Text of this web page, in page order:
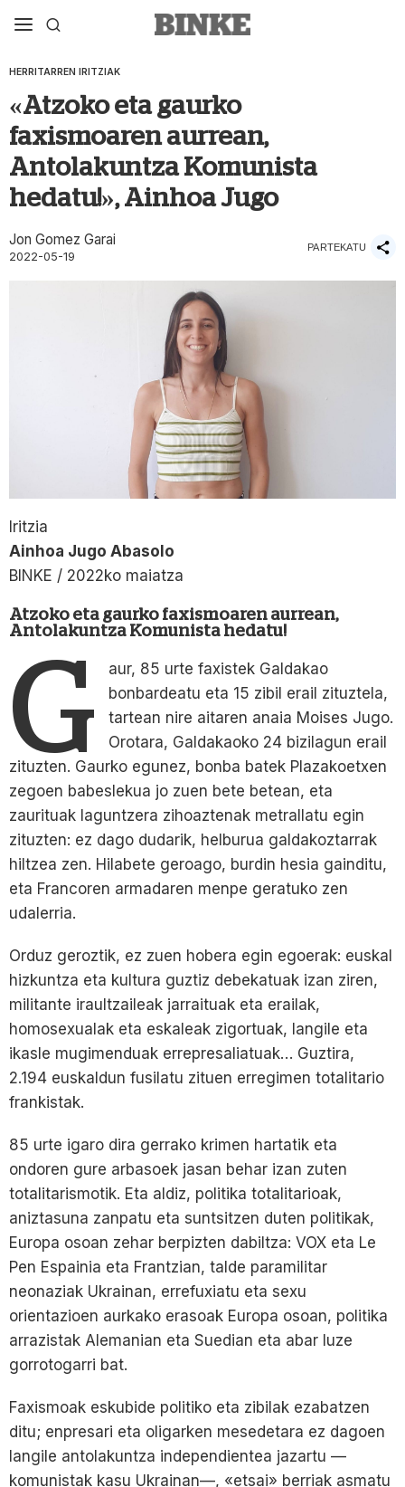
HERRITARREN IRITZIAK
«Atzoko eta gaurko
faxismoaren aurrean,
Antolakuntza Komunista
hedatu!», Ainhoa Jugo
Jon Gomez Garai
2022-05-19
PARTEKATU
Iritzia
Ainhoa Jugo Abasolo
BINKE / 2022ko maiatza
Atzoko eta gaurko faxismoaren aurrean,
Antolakuntza Komunista hedatu!
G
aur, 85 urte faxistek Galdakao
bonbardeatu eta 15 zibil erail zituztela,
tartean nire aitaren anaia Moises Jugo.
Orotara, Galdakaoko 24 bizilagun erail
zituzten. Gaurko egunez, bonba batek Plazakoetxen
zegoen babeslekua jo zuen bete betean, eta
zaurituak laguntzera zihoaztenak metrallatu egin
zituzten: ez dago dudarik, helburua galdakoztarrak
hiltzea zen. Hilabete geroago, burdin hesia gainditu,
eta Francoren armadaren menpe geratuko zen
udalerria.
Orduz geroztik, ez zuen hobera egin egoerak: euskal
hizkuntza eta kultura guztiz debekatuak izan ziren,
militante iraultzaileak jarraituak eta erailak,
homosexualak eta eskaleak zigortuak, langile eta
ikasle mugimenduak errepresaliatuak… Guztira,
2.194 euskaldun fusilatu zituen erregimen totalitario
frankistak.
85 urte igaro dira gerrako krimen hartatik eta
ondoren gure arbasoek jasan behar izan zuten
totalitarismotik. Eta aldiz, politika totalitarioak,
aniztasuna zanpatu eta suntsitzen duten politikak,
Europa osoan zehar berpizten dabiltza: VOX eta Le
Pen Espainia eta Frantzian, talde paramilitar
neonaziak Ukrainan, errefuxiatu eta sexu
orientazioen aurkako erasoak Europa osoan, politika
arrazistak Alemanian eta Suedian eta abar luze
gorrotogarri bat.
Faxismoak eskubide politiko eta zibilak ezabatzen
ditu; enpresari eta oligarken mesedetara ez dagoen
langile antolakuntza independientea jazartu —
komunistak kasu Ukrainan—, «etsai» berriak asmatu